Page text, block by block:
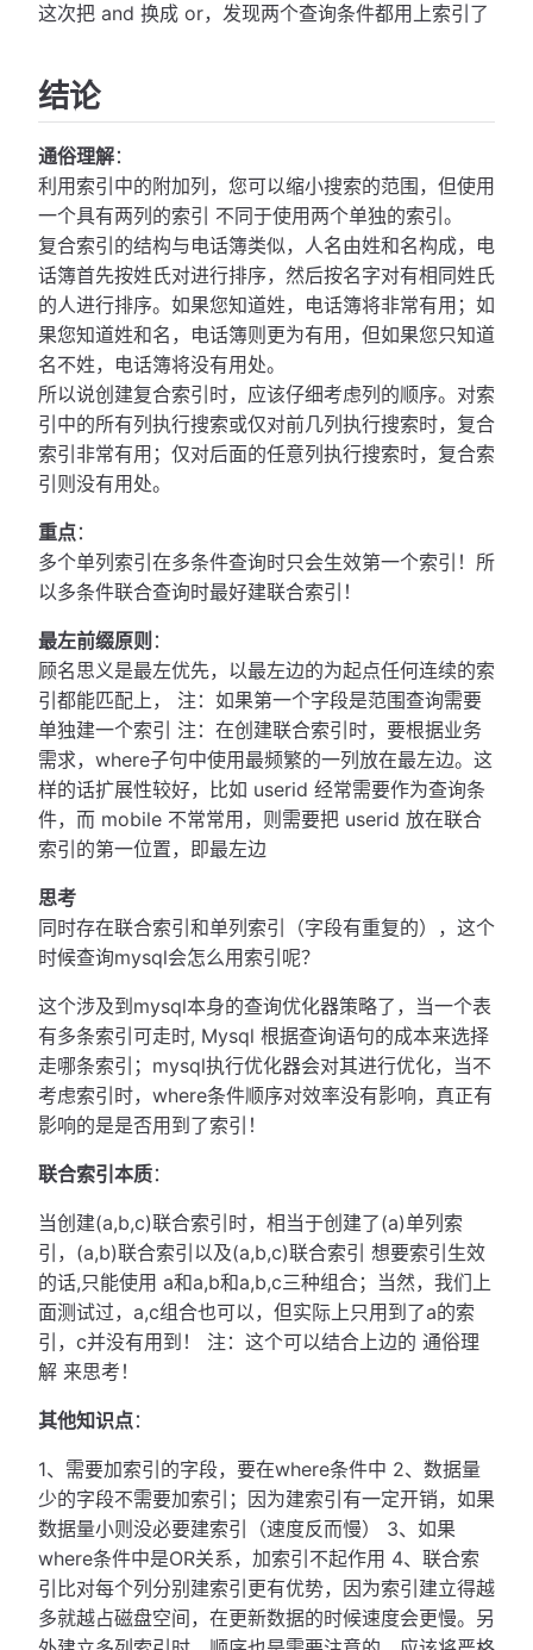
这次把 and 换成 or，发现两个查询条件都用上索引了
结论
通俗理解：
利用索引中的附加列，您可以缩小搜索的范围，但使用
一个具有两列的索引 不同于使用两个单独的索引。
复合索引的结构与电话簿类似，人名由姓和名构成，电
话簿首先按姓氏对进行排序，然后按名字对有相同姓氏
的人进行排序。如果您知道姓，电话簿将非常有用；如
果您知道姓和名，电话簿则更为有用，但如果您只知道
名不姓，电话簿将没有用处。
所以说创建复合索引时，应该仔细考虑列的顺序。对索
引中的所有列执行搜索或仅对前几列执行搜索时，复合
索引非常有用；仅对后面的任意列执行搜索时，复合索
引则没有用处。
重点：
多个单列索引在多条件查询时只会生效第一个索引！所
以多条件联合查询时最好建联合索引！
最左前缀原则 ：
顾名思义是最左优先，以最左边的为起点任何连续的索
引都能匹配上， 注：如果第一个字段是范围查询需要
单独建一个索引 注：在创建联合索引时，要根据业务
需求，where子句中使用最频繁的一列放在最左边。这
样的话扩展性较好，比如 userid 经常需要作为查询条
件，而 mobile 不常常用，则需要把 userid 放在联合
索引的第一位置，即最左边
思考
同时存在联合索引和单列索引（字段有重复的），这个
时候查询mysql会怎么用索引呢？
这个涉及到mysql本身的查询优化器策略了，当一个表
有多条索引可走时, Mysql 根据查询语句的成本来选择
走哪条索引；mysql执行优化器会对其进行优化，当不
考虑索引时，where条件顺序对效率没有影响，真正有
影响的是是否用到了索引！
联合索引本质：
当创建(a,b,c)联合索引时，相当于创建了(a)单列索
引，(a,b)联合索引以及(a,b,c)联合索引 想要索引生效
的话,只能使用 a和a,b和a,b,c三种组合；当然，我们上
面测试过，a,c组合也可以，但实际上只用到了a的索
引，c并没有用到！ 注：这个可以结合上边的 通俗理
解 来思考！
其他知识点：
1、需要加索引的字段，要在where条件中 2、数据量
少的字段不需要加索引；因为建索引有一定开销，如果
数据量小则没必要建索引（速度反而慢） 3、如果
where条件中是OR关系，加索引不起作用 4、联合索
引比对每个列分别建索引更有优势，因为索引建立得越
多就越占磁盘空间，在更新数据的时候速度会更慢。另